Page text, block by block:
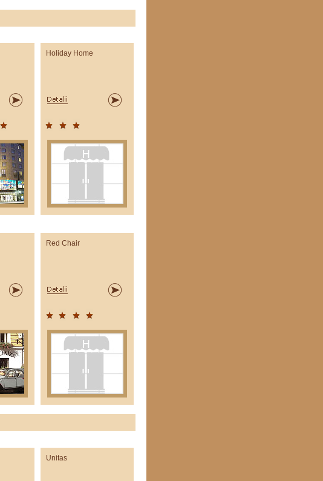
Holiday Home
Red Chair
Unitas